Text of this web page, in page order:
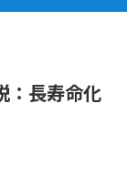
：長寿命化